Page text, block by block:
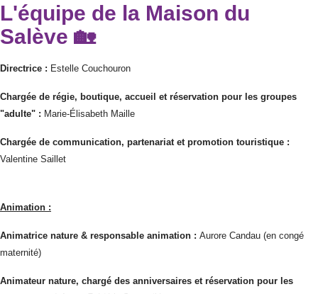
L'équipe de la Maison du
Salève 🏡
Directrice : Estelle Couchouron
Chargée de régie, boutique, accueil et réservation pour les groupes
"adulte" : Marie-Élisabeth Maille
Chargée de communication, partenariat et promotion touristique :
Valentine Saillet
Animation :
Animatrice nature & responsable animation : Aurore Candau (en congé
maternité)
Animateur nature, chargé des anniversaires et réservation pour les